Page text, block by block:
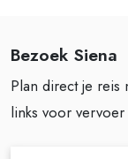
Bezoek Siena
Plan direct je reis
links voor